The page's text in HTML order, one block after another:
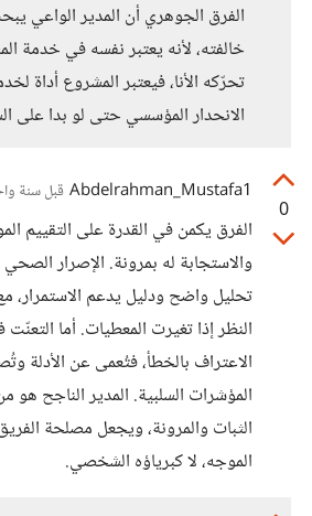
الفرق الجوهري أن المدير الواعي
خالفته، لأنه يعتبر نفسه في خدمة
تحرّكه الأنا، فيعتبر المشروع أداة
الانحدار المؤسسي حتى لو بدا على
0
Abdelrahman_Mustafa1 قبل سنة
الفرق يكمن في القدرة على التقييم
والاستجابة له بمرونة. الإصرار
تحليل واضح ودليل يدعم الاستمرار،
النظر إذا تغيرت المعطيات. أما التعنّت
الاعتراف بالخطأ، فتُعمى عن الأدلة
المؤشرات السلبية. المدير الناجح
الثبات والمرونة، ويجعل مصلحة
الموجه، لا كبرياؤه الشخصي.